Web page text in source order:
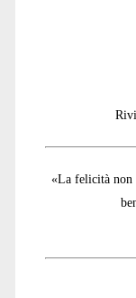
«La felicità non